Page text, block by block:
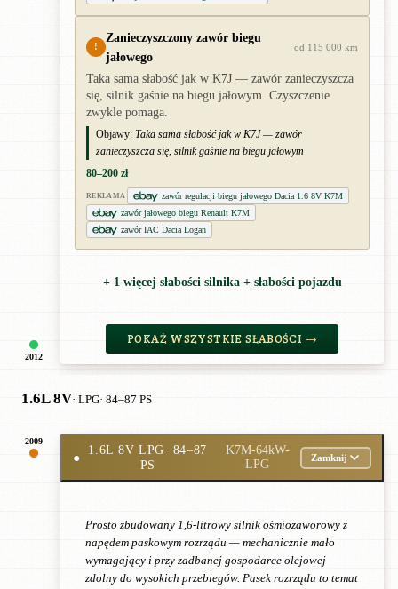
2012
!
Zanieczyszczony zawór biegu
jałowego
od 115 000 km
Taka sama słabość jak w K7J — zawór zanieczyszcza
się, silnik gaśnie na biegu jałowym. Czyszczenie
zwykle pomaga.
Objawy: Taka sama słabość jak w K7J — zawór
zanieczyszcza się, silnik gaśnie na biegu jałowym
80–200 zł
REKLAMA
zawór regulacji biegu jałowego Dacia 1.6 8V K7M
zawór jałowego biegu Renault K7M
zawór IAC Dacia Logan
+ 1 więcej słabości silnika + słabości pojazdu
POKAŻ WSZYSTKIE SŁABOŚCI →
1.6L 8V· LPG· 84–87 PS
2009
●
1.6L 8V LPG· 84–87
PS
K7M-64kW-
LPG
Zamknij
Prosto zbudowany 1,6-litrowy silnik ośmiozaworowy z
napędem paskowym rozrządu — mechanicznie mało
wymagający i przy zadbanej gospodarce olejowej
zdolny do wysokich przebiegów. Pasek rozrządu to temat